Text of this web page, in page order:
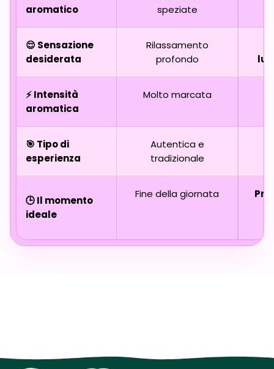
aromatico
speziate
😌 Sensazione
desiderata
Rilassamento
profondo
⚡ Intensità
aromatica
Molto marcata
🎯 Tipo di
esperienza
Autentica e
tradizionale
🕒 Il momento
ideale
Fine della giornata